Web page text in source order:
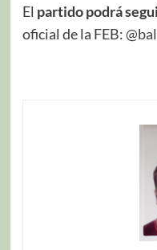
El partido podrá
oficial de la FEB: